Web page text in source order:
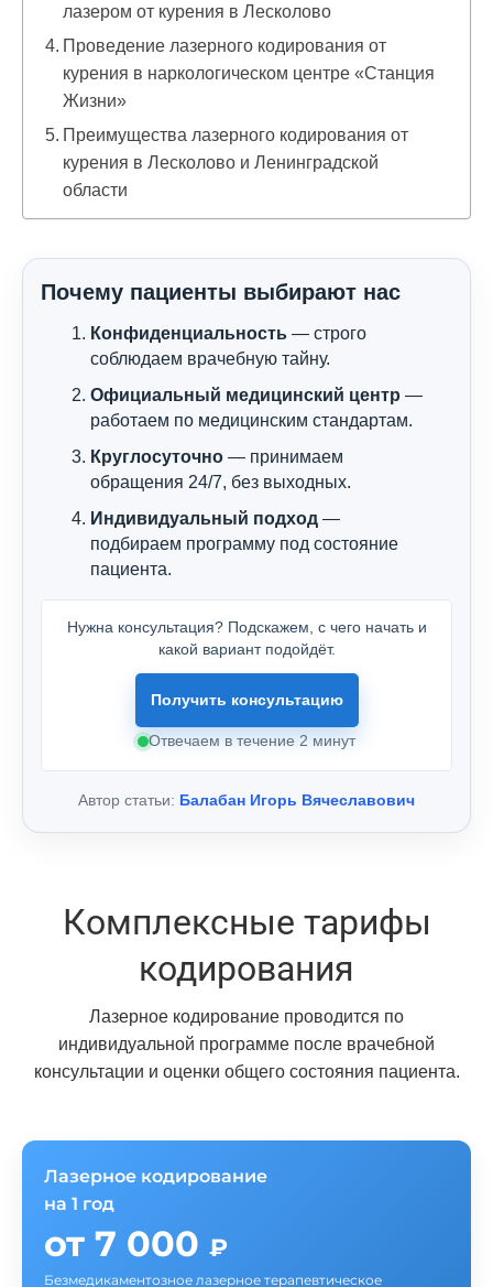
лазером от курения в Лесколово
Проведение лазерного кодирования от
курения в наркологическом центре «Станция
Жизни»
Преимущества лазерного кодирования от
курения в Лесколово и Ленинградской
области
Почему пациенты выбирают нас
Конфиденциальность — строго
соблюдаем врачебную тайну.
Официальный медицинский центр —
работаем по медицинским стандартам.
Круглосуточно — принимаем
обращения 24/7, без выходных.
Индивидуальный подход —
подбираем программу под состояние
пациента.
Нужна консультация? Подскажем, с чего начать и
какой вариант подойдёт.
Получить консультацию
Отвечаем в течение 2 минут
Автор статьи: Балабан Игорь Вячеславович
Комплексные тарифы
кодирования
Лазерное кодирование проводится по
индивидуальной программе после врачебной
консультации и оценки общего состояния пациента.
Лазерное кодирование
на 1 год
от 7 000 ₽
Безмедикаментозное лазерное терапевтическое